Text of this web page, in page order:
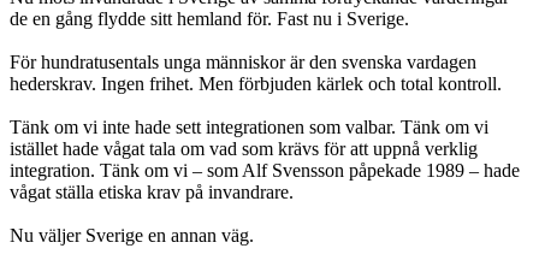
de en gång flydde sitt hemland för. Fast nu i Sverige.
För hundratusentals unga människor är den svenska vardagen
hederskrav. Ingen frihet. Men förbjuden kärlek och total kontroll.
Tänk om vi inte hade sett integrationen som valbar. Tänk om vi
istället hade vågat tala om vad som krävs för att uppnå verklig
integration. Tänk om vi – som Alf Svensson påpekade 1989 – hade
vågat ställa etiska krav på invandrare.
Nu väljer Sverige en annan väg.